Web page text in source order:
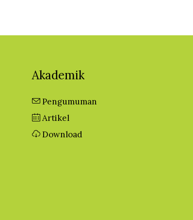
Akademik
Pengumuman
Artikel
Download